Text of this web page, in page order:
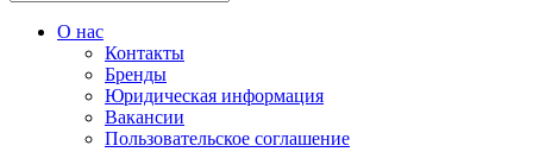
О нас
Контакты
Бренды
Юридическая информация
Вакансии
Пользовательское соглашение